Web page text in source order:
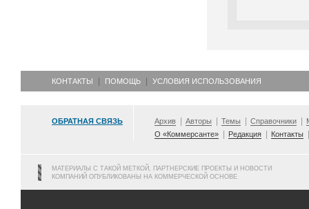
КОНТАКТЫ ПОМОЩЬ УСЛОВИЯ ИСПОЛЬЗОВАНИЯ
ОБРАТНАЯ СВЯЗЬ Архив Авторы Темы Справочники
О «Коммерсанте»
Редакция Контакты
МАТЕРИАЛЫ С ТАКОЙ МЕТКОЙ, ПАРТНЕРСКИЕ ПРОЕКТЫ И НОВОСТИ
КОМПАНИЙ ОПУБЛИКОВАНЫ НА КОММЕРЧЕСКОЙ ОСНОВЕ